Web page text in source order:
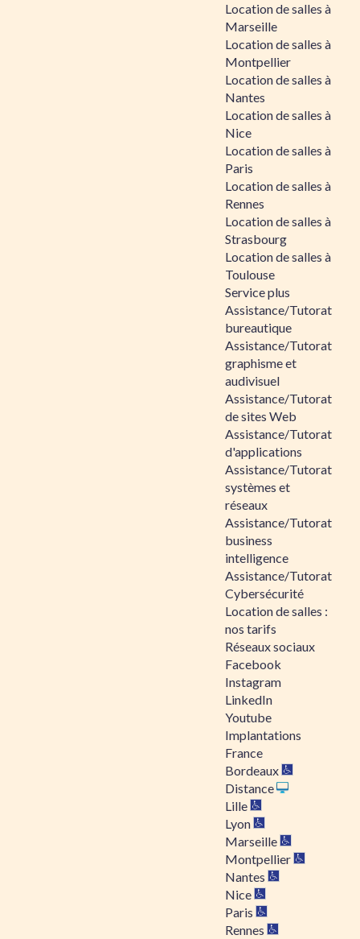
Location de salles à
Marseille
Location de salles à
Montpellier
Location de salles à
Nantes
Location de salles à
Nice
Location de salles à
Paris
Location de salles à
Rennes
Location de salles à
Strasbourg
Location de salles à
Toulouse
Service plus
Assistance/Tutorat
bureautique
Assistance/Tutorat
graphisme et
audivisuel
Assistance/Tutorat
de sites Web
Assistance/Tutorat
d'applications
Assistance/Tutorat
systèmes et
réseaux
Assistance/Tutorat
business
intelligence
Assistance/Tutorat
Cybersécurité
Location de salles :
nos tarifs
Réseaux sociaux
Facebook
Instagram
LinkedIn
Youtube
Implantations
France
Bordeaux
Distance
Lille
Lyon
Marseille
Montpellier
Nantes
Nice
Paris
Rennes